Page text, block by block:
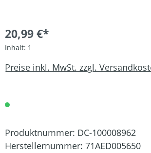
20,99 €*
Inhalt: 1
Preise inkl. MwSt. zzgl.
Produktnummer: DC-100008962
Herstellernummer: 71AED005650